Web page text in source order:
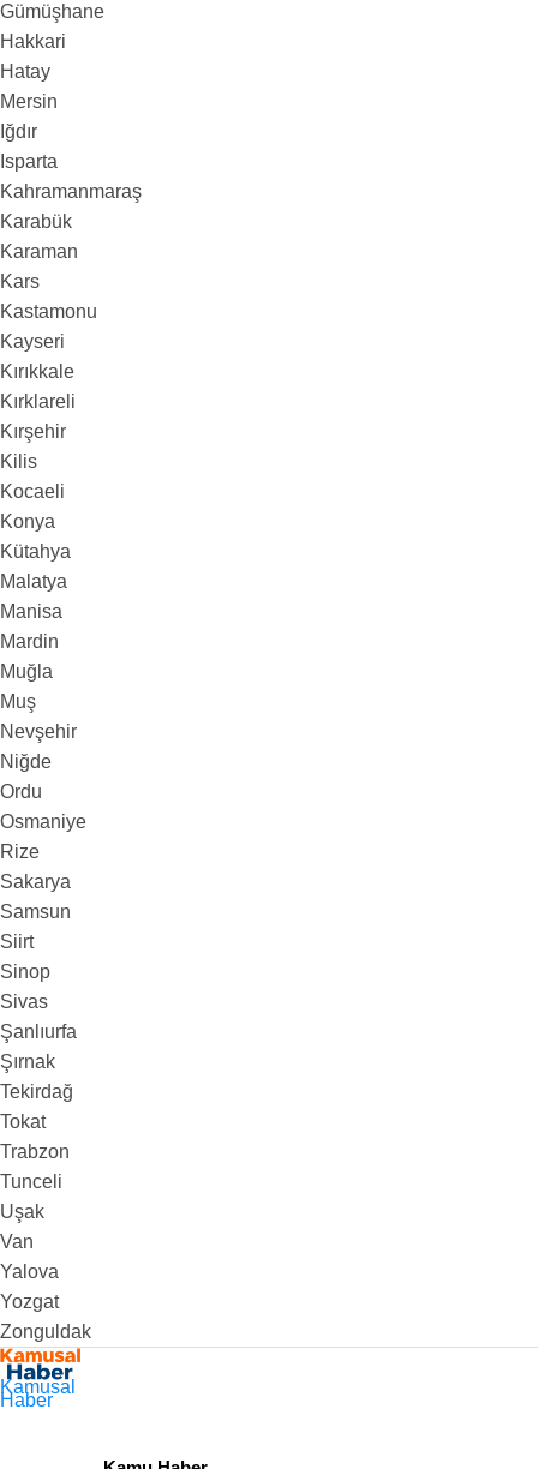
Gümüşhane
Hakkari
Hatay
Mersin
Iğdır
Isparta
Kahramanmaraş
Karabük
Karaman
Kars
Kastamonu
Kayseri
Kırıkkale
Kırklareli
Kırşehir
Kilis
Kocaeli
Konya
Kütahya
Malatya
Manisa
Mardin
Muğla
Muş
Nevşehir
Niğde
Ordu
Osmaniye
Rize
Sakarya
Samsun
Siirt
Sinop
Sivas
Şanlıurfa
Şırnak
Tekirdağ
Tokat
Trabzon
Tunceli
Uşak
Van
Yalova
Yozgat
Zonguldak
Kamusal
Haber